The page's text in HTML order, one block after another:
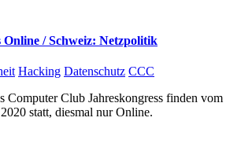
/ Schweiz: Netzpolitik
Hacking Datenschutz CCC
Computer Club Jahreskongress finden vom
statt, diesmal nur Online.